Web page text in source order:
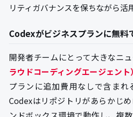
リティガバナンスを保ちながら活
Codexがビジネスプランに無料
開発者チームにとって大きなニュ
ラウドコーディングエージェント
プランに追加費用なしで含まれ
Codexはリポジトリがあらかじ